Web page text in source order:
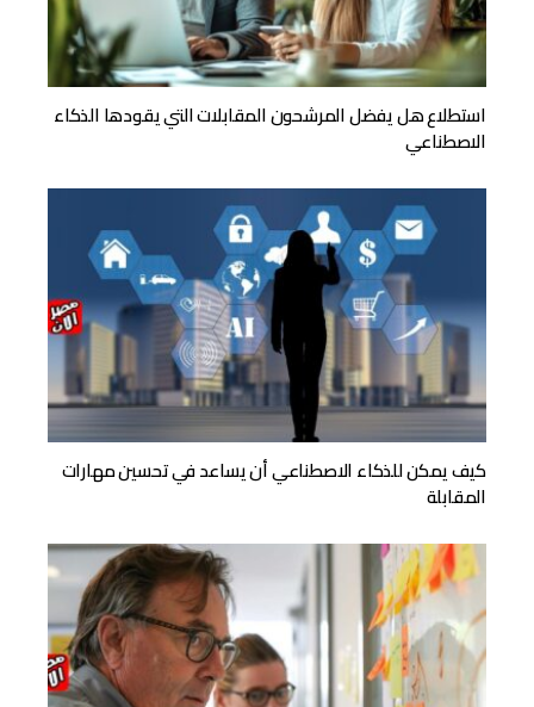
استطلاع هل يفضل المرشحون المقابلات التي يقودها الذكاء
الاصطناعي
كيف يمكن للذكاء الاصطناعي أن يساعد في تحسين مهارات
المقابلة